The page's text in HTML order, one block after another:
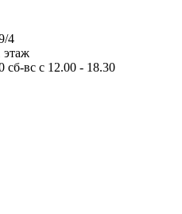
4
этаж
сб-вс с 12.00 - 18.30